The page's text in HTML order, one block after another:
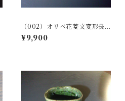
（002）オリベ花菱文変形長
角鉢
¥9,900